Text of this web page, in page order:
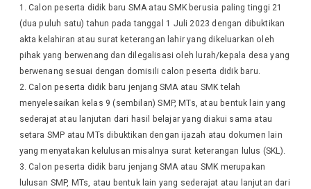
Calon peserta didik baru SMA atau SMK berusia paling tinggi 21
(dua puluh satu) tahun pada tanggal 1 Juli 2023 dengan dibuktikan
akta kelahiran atau surat keterangan lahir yang dikeluarkan oleh
pihak yang berwenang dan dilegalisasi oleh lurah/kepala desa yang
berwenang sesuai dengan domisili calon peserta didik baru.
Calon peserta didik baru jenjang SMA atau SMK telah
menyelesaikan kelas 9 (sembilan) SMP, MTs, atau bentuk lain yang
sederajat atau lanjutan dari hasil belajar yang diakui sama atau
setara SMP atau MTs dibuktikan dengan ijazah atau dokumen lain
yang menyatakan kelulusan misalnya surat keterangan lulus (SKL).
Calon peserta didik baru jenjang SMA atau SMK merupakan
lulusan SMP, MTs, atau bentuk lain yang sederajat atau lanjutan dari